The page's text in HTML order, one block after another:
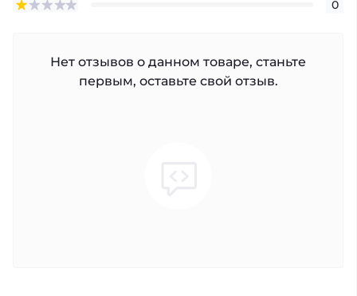
0
Нет отзывов о данном товаре, станьте
первым, оставьте свой отзыв.